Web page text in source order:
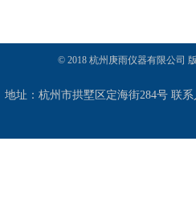
© 2018 杭州庚雨仪器有限公司
地址：杭州市拱墅区定海街284号 联